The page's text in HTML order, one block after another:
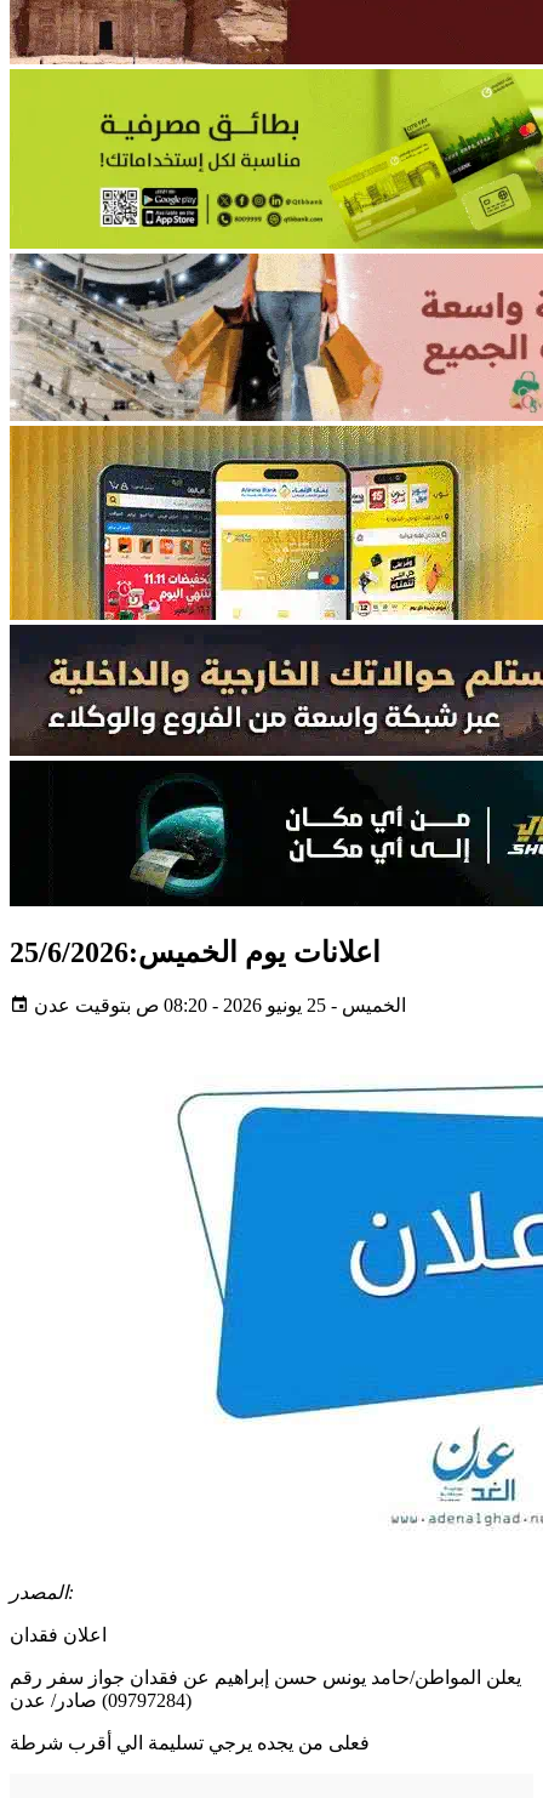
اعلانات يوم الخميس:25/6/2026
الخميس - 25 يونيو 2026 - 08:20 ص بتوقيت عدن
المصدر:
اعلان فقدان
يعلن المواطن/حامد يونس حسن إبراهيم عن فقدان جواز سفر رقم
(09797284) صادر/ عدن
فعلى من يجده يرجي تسليمة الي أقرب شرطة